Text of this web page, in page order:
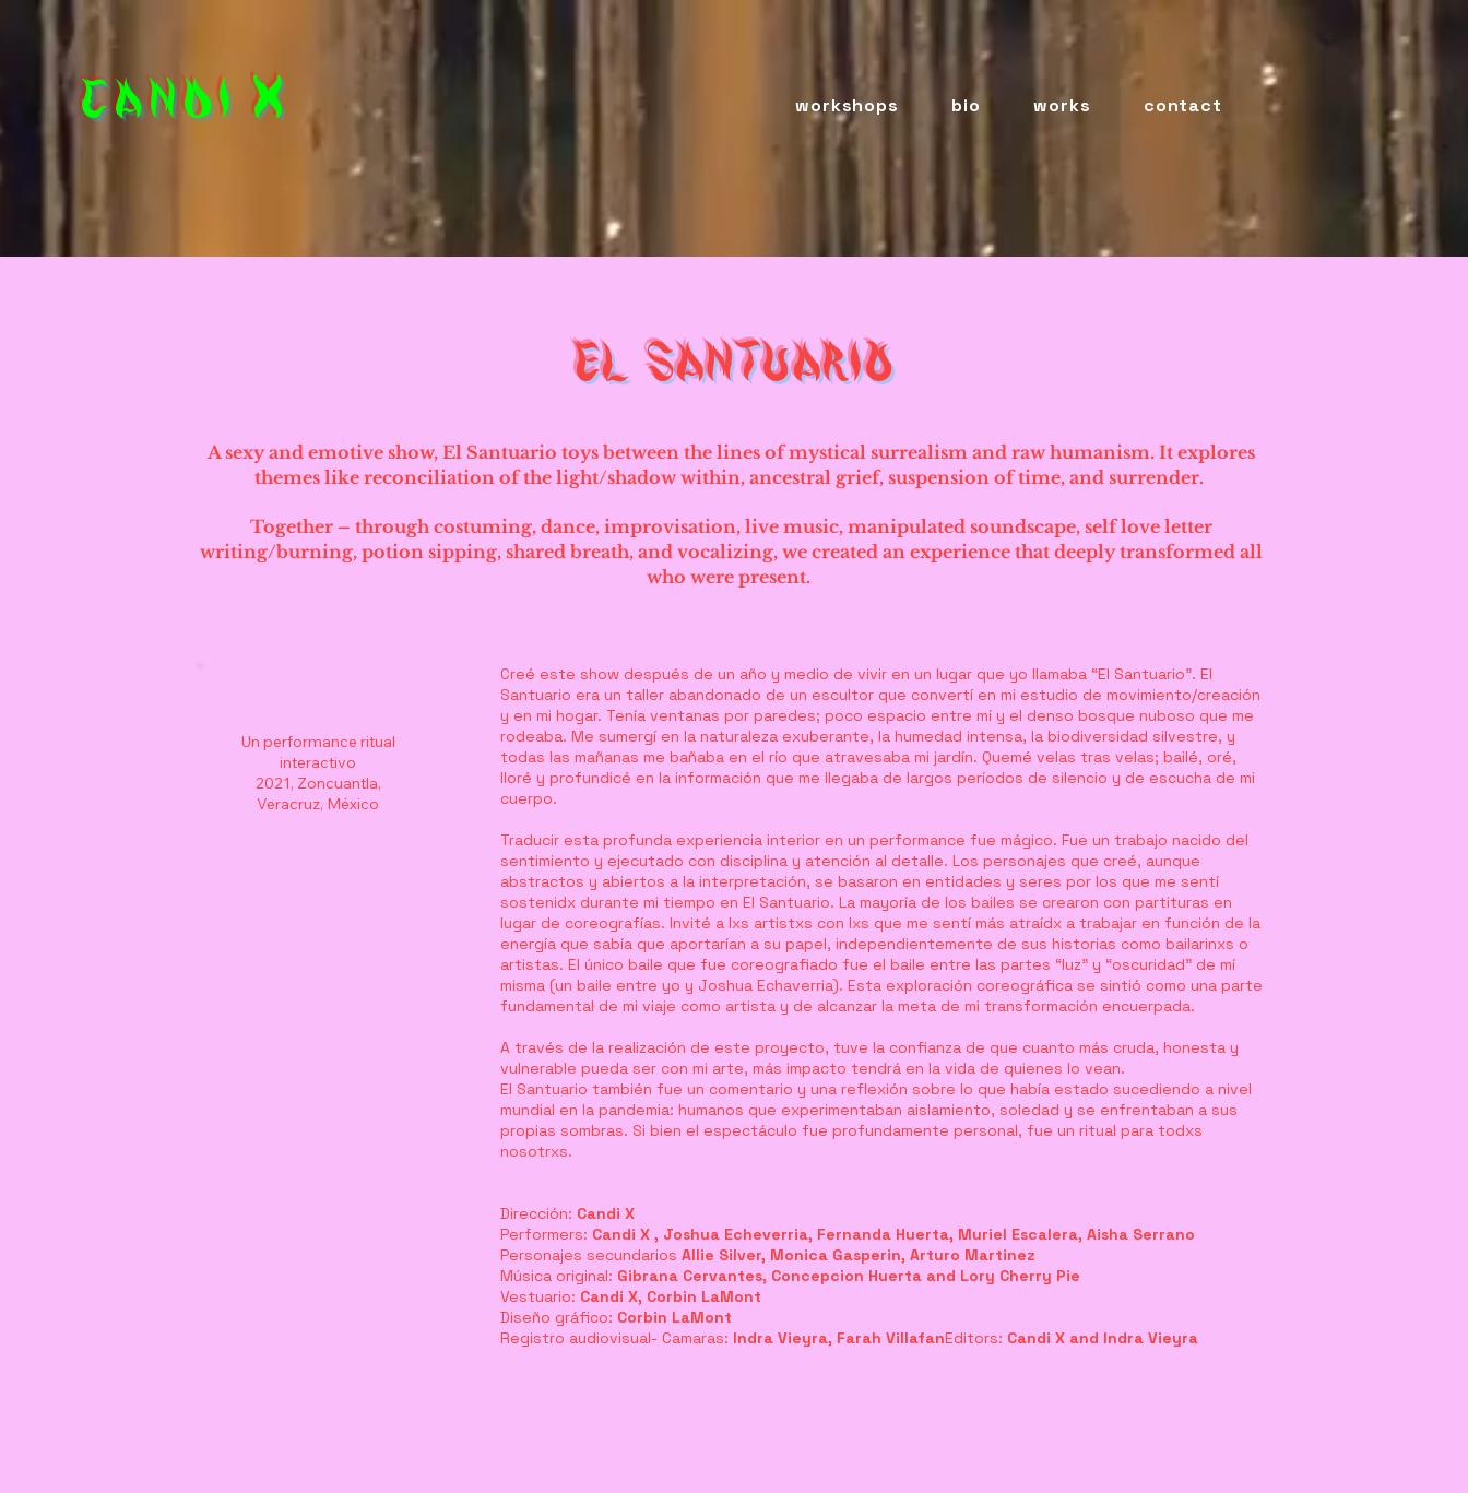
CandiX workshops bio works contact
EL SANTUARIO
A sexy and emotive show, El Santuario toys between the lines of mystical surrealism and raw humanism. It explores
themes like reconciliation of the light/shadow within, ancestral grief, suspension of time, and surrender.
Together – through costuming, dance, improvisation, live music, manipulated soundscape, self love letter
writing/burning, potion sipping, shared breath, and vocalizing, we created an experience that deeply transformed all
who were present.
Un performance ritual
interactivo
2021, Zoncuantla,
Veracruz, México
Creé este show después de un año y medio de vivir en un lugar que yo llamaba “El Santuario”. El
Santuario era un taller abandonado de un escultor que convertí en mi estudio de movimiento/creación
y en mi hogar. Tenía ventanas por paredes; poco espacio entre mí y el denso bosque nuboso que me
rodeaba. Me sumergí en la naturaleza exuberante, la humedad intensa, la biodiversidad silvestre, y
todas las mañanas me bañaba en el río que atravesaba mi jardín. Quemé velas tras velas; bailé, oré,
lloré y profundicé en la información que me llegaba de largos períodos de silencio y de escucha de mi
cuerpo.
Traducir esta profunda experiencia interior en un performance fue mágico. Fue un trabajo nacido del
sentimiento y ejecutado con disciplina y atención al detalle. Los personajes que creé, aunque
abstractos y abiertos a la interpretación, se basaron en entidades y seres por los que me sentí
sostenidx durante mi tiempo en El Santuario. La mayoría de los bailes se crearon con partituras en
lugar de coreografías. Invité a lxs artistxs con lxs que me sentí más atraídx a trabajar en función de la
energía que sabía que aportarían a su papel, independientemente de sus historias como bailarinxs o
artistas. El único baile que fue coreografiado fue el baile entre las partes “luz” y “oscuridad” de mí
misma (un baile entre yo y Joshua Echaverria). Esta exploración coreográfica se sintió como una parte
fundamental de mi viaje como artista y de alcanzar la meta de mi transformación encuerpada.
A través de la realización de este proyecto, tuve la confianza de que cuanto más cruda, honesta y
vulnerable pueda ser con mi arte, más impacto tendrá en la vida de quienes lo vean.
El Santuario también fue un comentario y una reflexión sobre lo que había estado sucediendo a nivel
mundial en la pandemia: humanos que experimentaban aislamiento, soledad y se enfrentaban a sus
propias sombras. Si bien el espectáculo fue profundamente personal, fue un ritual para todxs
nosotrxs.
Dirección: Candi X
Performers: Candi X , Joshua Echeverria, Fernanda Huerta, Muriel Escalera, Aisha Serrano
Personajes secundarios Allie Silver, Monica Gasperin, Arturo Martinez
Música original: Gibrana Cervantes, Concepcion Huerta and Lory Cherry Pie
Vestuario: Candi X, Corbin LaMont
Diseño gráfico: Corbin LaMont
Registro audiovisual- Camaras: Indra Vieyra, Farah VillafanEditors: Candi X and Indra Vieyra